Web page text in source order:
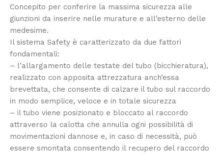
Concepito per conferire la massima sicurezza alle
giunzioni da inserire nelle murature e all’esterno delle
medesime.
Il sistema Safety è caratterizzato da due fattori
fondamentali:
– l’allargamento delle testate del tubo (bicchieratura),
realizzato con apposita attrezzatura anch’essa
brevettata, che consente di calzare il tubo sul raccordo
in modo semplice, veloce e in totale sicurezza
– il tubo viene posizionato e bloccato al raccordo
attraverso la calotta che annulla ogni possibilità di
movimentazioni dannose e, in caso di necessità, può
essere smontata consentendo il recupero del raccordo